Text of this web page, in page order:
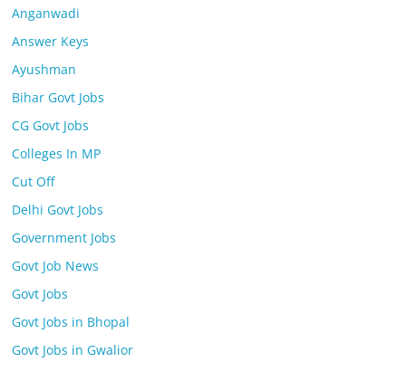
Anganwadi
Answer Keys
Ayushman
Bihar Govt Jobs
CG Govt Jobs
Colleges In MP
Cut Off
Delhi Govt Jobs
Government Jobs
Govt Job News
Govt Jobs
Govt Jobs in Bhopal
Govt Jobs in Gwalior